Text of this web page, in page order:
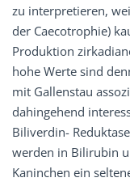
zu interpretieren,
der Caecotrophie)
Produktion
hohe Werte sind
mit Gallenstau
dahingehend
Biliverdin-
werden in Bilirubin
Kaninchen ein